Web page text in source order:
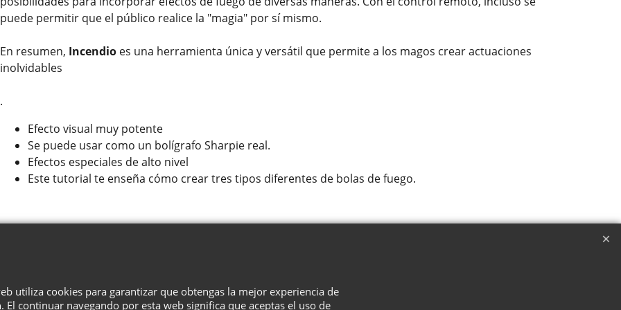
puede permitir que el público realice la "magia" por sí mismo.
En resumen, Incendio es una herramienta única y versátil que permite a los magos crear actuaciones
inolvidables
.
Efecto visual muy potente
Se puede usar como un bolígrafo Sharpie real.
Efectos especiales de alto nivel
Este tutorial te enseña cómo crear tres tipos diferentes de bolas de fuego.
utiliza cookies para garantizar que obtengas la mejor experiencia de
El continuar navegando por esta web significa que aceptas el uso de